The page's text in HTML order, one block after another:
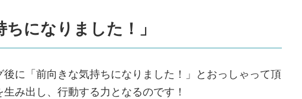
ちになりました！」
に「前向きな気持ちになりました！」とおっしゃって頂
み出し、行動する力となるのです！